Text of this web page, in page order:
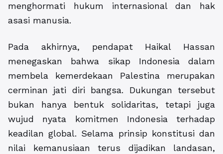
menghormati hukum internasional dan hak
asasi manusia.
Pada akhirnya, pendapat Haikal Hassan
menegaskan bahwa sikap Indonesia dalam
membela kemerdekaan Palestina merupakan
cerminan jati diri bangsa. Dukungan tersebut
bukan hanya bentuk solidaritas, tetapi juga
wujud nyata komitmen Indonesia terhadap
keadilan global. Selama prinsip konstitusi dan
nilai kemanusiaan terus dijadikan landasan,